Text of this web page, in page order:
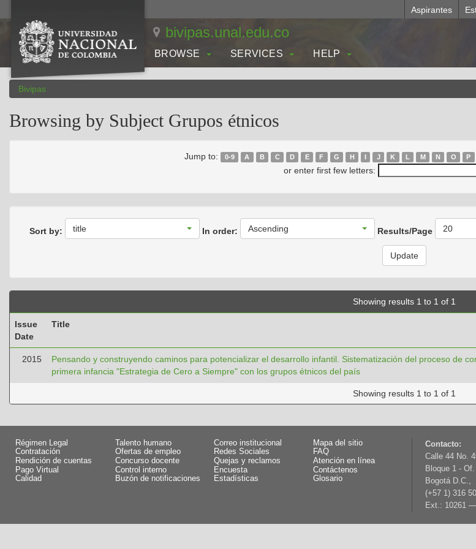
Aspirantes
bivipas.unal.edu.co
BROWSE SERVICES HELP
Bivipas
Browsing by Subject Grupos étnicos
Jump to: 0-9 A B C D E F G H I J K L M N O P
or enter first few letters:
Sort by: title In order: Ascending Results/Page 20
Showing results 1 to 1 of 1
Issue
Date
Title
2015
Pensando y construyendo caminos para potencializar el desarrollo infantil. Sistematización del proceso de
primera infancia "Estrategia de Cero a Siempre" con los grupos étnicos del país
Showing results 1 to 1 of 1
Régimen Legal
Talento humano
Contratación
Ofertas de empleo
Rendición de cuentas
Concurso docente
Pago Virtual
Control interno
Calidad
Buzón de notificaciones
Correo institucional
Mapa del sitio
Redes Sociales
FAQ
Quejas y reclamos
Atención en línea
Encuesta
Contáctenos
Estadísticas
Glosario
Contacto:
Calle 44 No.
Bloque 1 -
Bogotá D.C.,
(+57 1) 316
Ext.: 10261